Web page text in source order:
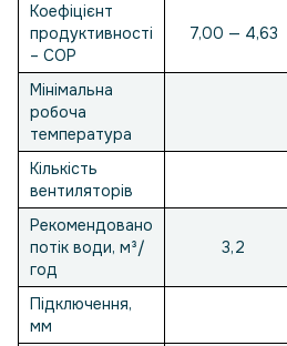
Коефіцієнт
продуктивності
– COP
7,00 — 4,63
Мінімальна
робоча
температура
Кількість
вентиляторів
Рекомендовано
потік води, м³/
год
3,2
Підключення,
мм